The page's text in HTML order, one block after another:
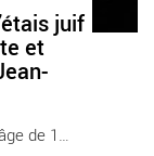
juif
et
Découvrant stupéfait sa judéité à l’âge de 10 [...]